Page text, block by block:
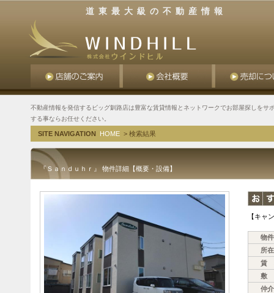
道東最大級の不動産情報
不動産情報を発信するビッグ釧路店は豊富な賃貸情報とネットワークでお部屋探しをサ
する事ならお任せください。
SITE NAVIGATION HOME > 検索結果
『Ｓａｎｄｕｈｒ』 物件詳細【概要・設備】
【キャ
物
所
賃
敷
仲